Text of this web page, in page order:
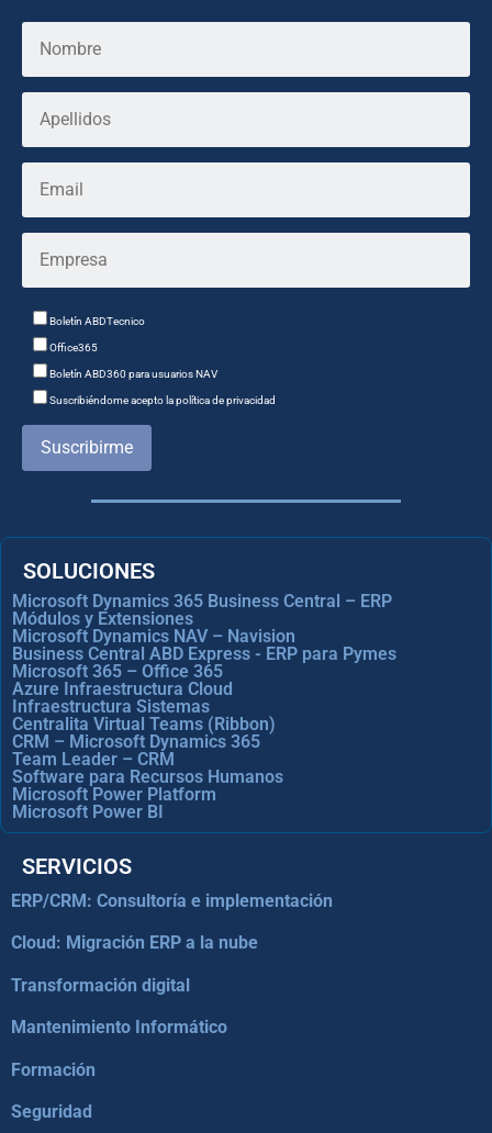
Boletín ABDTecnico
Office365
Boletín ABD360 para usuarios NAV
Suscribiéndome acepto la política de privacidad
Suscribirme
SOLUCIONES
Microsoft Dynamics 365 Business Central – ERP
Módulos y Extensiones
Microsoft Dynamics NAV – Navision
Business Central ABD Express - ERP para Pymes
Microsoft 365 – Office 365
Azure Infraestructura Cloud
Infraestructura Sistemas
Centralita Virtual Teams (Ribbon)
CRM – Microsoft Dynamics 365
Team Leader – CRM
Software para Recursos Humanos
Microsoft Power Platform
Microsoft Power BI
SERVICIOS
ERP/CRM: Consultoría e implementación
Cloud: Migración ERP a la nube
Transformación digital
Mantenimiento Informático
Formación
Seguridad